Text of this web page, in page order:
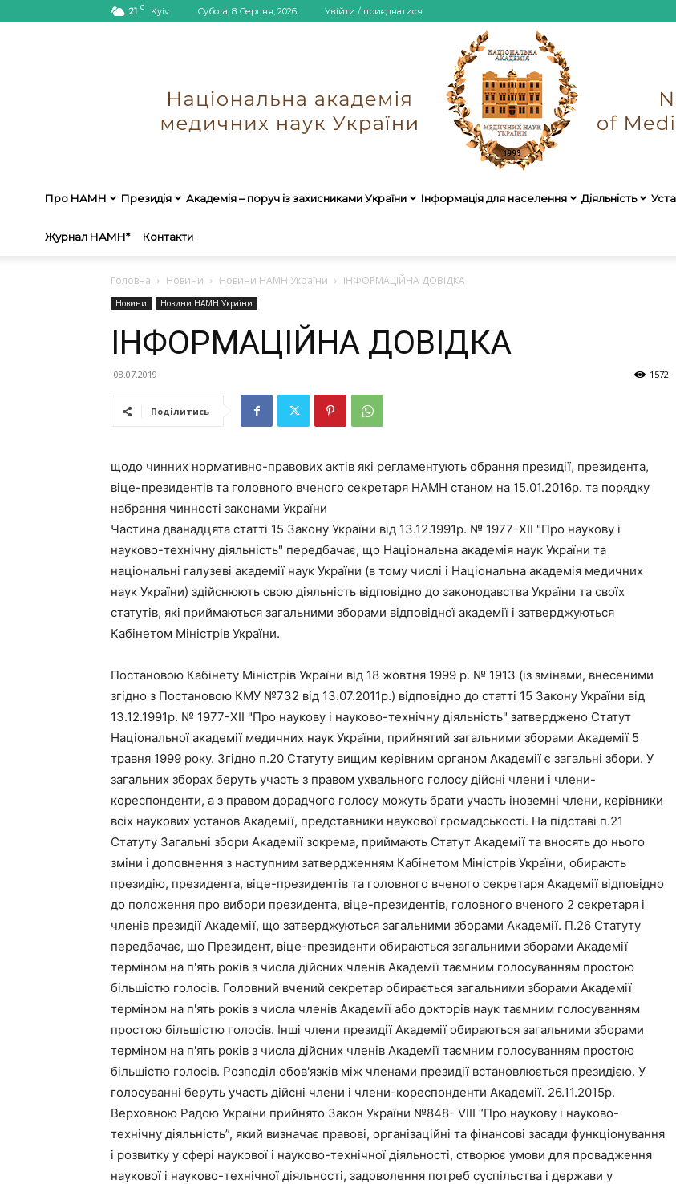
21 C Kyiv Субота, 8 Серпня, 2026 Увійти / приєднатися
Про НАМН Президія Академія – поруч із захисниками України Інформація для населення Діяльність
Журнал НАМН* Контакти
Головна Новини Новини НАМН України ІНФОРМАЦІЙНА ДОВІДКА
Новини Новини НАМН України
ІНФОРМАЦІЙНА ДОВІДКА
08.07.2019 1572
Поділитись
щодо чинних нормативно-правових актів які регламентують обрання президії, президента,
віце-президентів та головного вченого секретаря НАМН станом на 15.01.2016р. та порядку
набрання чинності законами України
Частина дванадцята статті 15 Закону України від 13.12.1991р. № 1977-XII "Про наукову і
науково-технічну діяльність" передбачає, що Національна академія наук України та
національні галузеві академії наук України (в тому числі і Національна академія медичних
наук України) здійснюють свою діяльність відповідно до законодавства України та своїх
статутів, які приймаються загальними зборами відповідної академії і затверджуються
Кабінетом Міністрів України.
Постановою Кабінету Міністрів України від 18 жовтня 1999 р. № 1913 (із змінами, внесеними
згідно з Постановою КМУ №732 від 13.07.2011р.) відповідно до статті 15 Закону України від
13.12.1991р. № 1977-XII "Про наукову і науково-технічну діяльність" затверджено Статут
Національної академії медичних наук України, прийнятий загальними зборами Академії 5
травня 1999 року. Згідно п.20 Статуту вищим керівним органом Академії є загальні збори. У
загальних зборах беруть участь з правом ухвального голосу дійсні члени і члени-
кореспонденти, а з правом дорадчого голосу можуть брати участь іноземні члени, керівники
всіх наукових установ Академії, представники наукової громадськості. На підставі п.21
Статуту Загальні збори Академії зокрема, приймають Статут Академії та вносять до нього
зміни і доповнення з наступним затвердженням Кабінетом Міністрів України, обирають
президію, президента, віце-президентів та головного вченого секретаря Академії відповідно
до положення про вибори президента, віце-президентів, головного вченого 2 секретаря і
членів президії Академії, що затверджуються загальними зборами Академії. П.26 Статуту
передбачає, що Президент, віце-президенти обираються загальними зборами Академії
терміном на п'ять років з числа дійсних членів Академії таємним голосуванням простою
більшістю голосів. Головний вчений секретар обирається загальними зборами Академії
терміном на п'ять років з числа членів Академії або докторів наук таємним голосуванням
простою більшістю голосів. Інші члени президії Академії обираються загальними зборами
терміном на п'ять років з числа дійсних членів Академії таємним голосуванням простою
більшістю голосів. Розподіл обов'язків між членами президії встановлюється президією. У
голосуванні беруть участь дійсні члени і члени-кореспонденти Академії. 26.11.2015р.
Верховною Радою України прийнято Закон України №848- VIII “Про наукову і науково-
технічну діяльність”, який визначає правові, організаційні та фінансові засади функціонування
і розвитку у сфері наукової і науково-технічної діяльності, створює умови для провадження
наукової і науково-технічної діяльності, задоволення потреб суспільства і держави у